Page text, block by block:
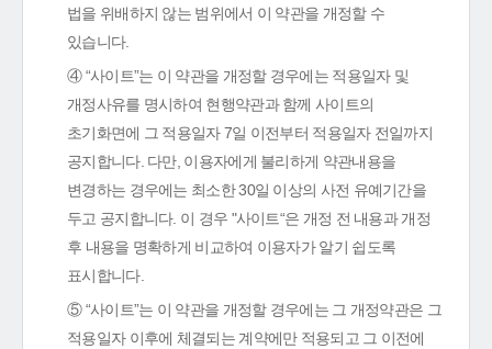
법을 위배하지 않는 범위에서 이 약관을 개정할 수
있습니다.
④ “사이트”는 이 약관을 개정할 경우에는 적용일자 및
개정사유를 명시하여 현행약관과 함께 사이트의
초기화면에 그 적용일자 7일 이전부터 적용일자 전일까지
공지합니다. 다만, 이용자에게 불리하게 약관내용을
변경하는 경우에는 최소한 30일 이상의 사전 유예기간을
두고 공지합니다. 이 경우 "사이트“은 개정 전 내용과 개정
후 내용을 명확하게 비교하여 이용자가 알기 쉽도록
표시합니다.
⑤ “사이트”는 이 약관을 개정할 경우에는 그 개정약관은 그
적용일자 이후에 체결되는 계약에만 적용되고 그 이전에